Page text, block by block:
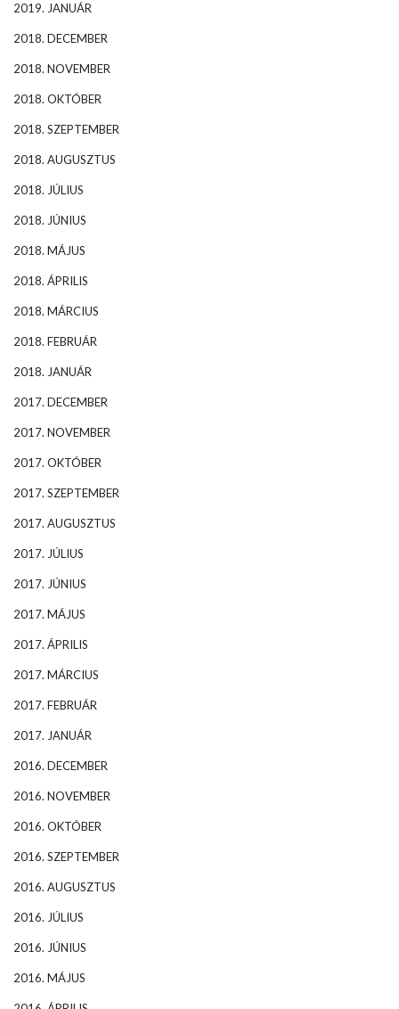
2019. JANUÁR
2018. DECEMBER
2018. NOVEMBER
2018. OKTÓBER
2018. SZEPTEMBER
2018. AUGUSZTUS
2018. JÚLIUS
2018. JÚNIUS
2018. MÁJUS
2018. ÁPRILIS
2018. MÁRCIUS
2018. FEBRUÁR
2018. JANUÁR
2017. DECEMBER
2017. NOVEMBER
2017. OKTÓBER
2017. SZEPTEMBER
2017. AUGUSZTUS
2017. JÚLIUS
2017. JÚNIUS
2017. MÁJUS
2017. ÁPRILIS
2017. MÁRCIUS
2017. FEBRUÁR
2017. JANUÁR
2016. DECEMBER
2016. NOVEMBER
2016. OKTÓBER
2016. SZEPTEMBER
2016. AUGUSZTUS
2016. JÚLIUS
2016. JÚNIUS
2016. MÁJUS